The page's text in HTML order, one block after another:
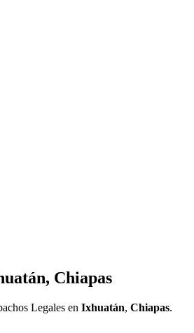
Chiapas
Legales en Ixhuatán, Chiapas.